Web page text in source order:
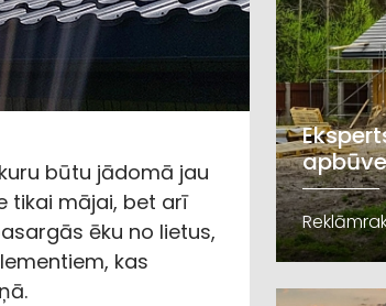
būtu jādomā jau
tikai mājai, bet arī
ēku no lietus,
kas